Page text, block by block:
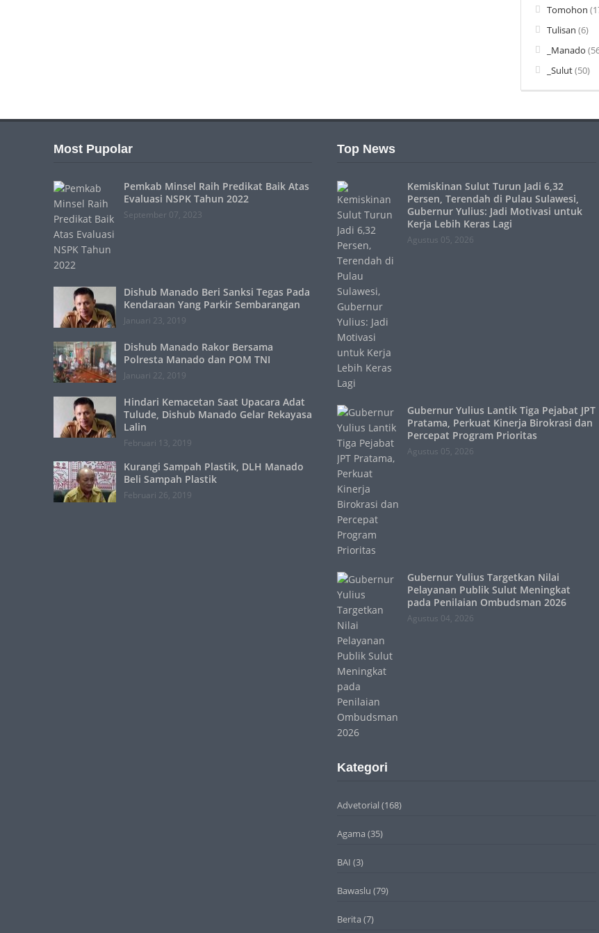
Tomohon
Tulisan (6)
_Manado
_Sulut(50)
Most Pupolar
Pemkab Minsel Raih Predikat Baik Atas
Evaluasi NSPK Tahun 2022
September 07, 2023
Dishub Manado Beri Sanksi Tegas Pada
Kendaraan Yang Parkir Sembarangan
Januari 23, 2019
Dishub Manado Rakor Bersama
Polresta Manado dan POM TNI
Januari 22, 2019
Hindari Kemacetan Saat Upacara Adat
Tulude, Dishub Manado Gelar Rekayasa
Lalin
Februari 13, 2019
Kurangi Sampah Plastik, DLH Manado
Beli Sampah Plastik
Februari 26, 2019
Top News
Kemiskinan Sulut Turun Jadi 6,32
Persen, Terendah di Pulau Sulawesi,
Gubernur Yulius: Jadi Motivasi untuk
Kerja Lebih Keras Lagi
Agustus 05, 2026
Gubernur Yulius Lantik Tiga Pejabat JPT
Pratama, Perkuat Kinerja Birokrasi dan
Percepat Program Prioritas
Agustus 05, 2026
Gubernur Yulius Targetkan Nilai
Pelayanan Publik Sulut Meningkat
pada Penilaian Ombudsman 2026
Agustus 04, 2026
Kategori
Advetorial (168)
Agama (35)
BAI (3)
Bawaslu (79)
Berita (7)